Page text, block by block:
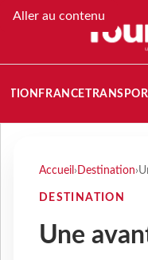
Aller au contenu
FRANCE
Accueil › Destination›
DESTINATION
Une